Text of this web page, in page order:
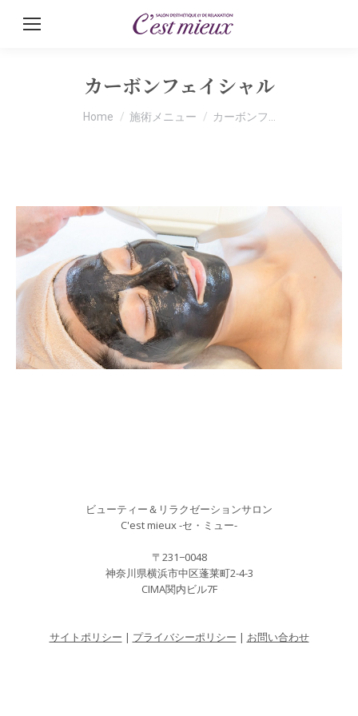
カーボンフェイシャル
You are here:
Home 施術メニュー カーボンフ…
ビューティー＆リラクゼーションサロン
C'est mieux -セ・ミュー-
〒231−0048
神奈川県横浜市中区蓬莱町2-4-3
CIMA関内ビル7F
サイトポリシー | プライバシーポリシー | お問い合わせ